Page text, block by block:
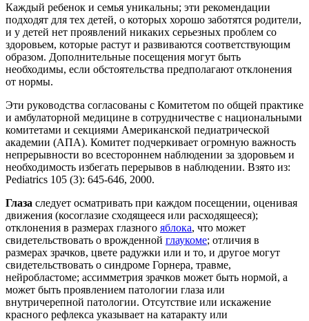
Каждый ребенок и семья уникальны; эти рекомендации
подходят для тех детей, о которых хорошо заботятся родители,
и у детей нет проявлений никаких серьезных проблем со
здоровьем, которые растут и развиваются соответствующим
образом. Дополнительные посещения могут быть
необходимы, если обстоятельства предполагают отклонения
от нормы.
Эти руководства согласованы с Комитетом по общей практике
и амбулаторной медицине в сотрудничестве с национальными
комитетами и секциями Американской педиатрической
академии (АПА). Комитет подчеркивает огромную важность
непрерывности во всестороннем наблюдении за здоровьем и
необходимость избегать перерывов в наблюдении. Взято из:
Pediatrics 105 (3): 645-646, 2000.
Глаза следует осматривать при каждом посещении, оценивая
движения (косоглазие сходящееся или расходящееся);
отклонения в размерах глазного яблока, что может
свидетельствовать о врожденной глаукоме; отличия в
размерах зрачков, цвете радужки или и то, и другое могут
свидетельствовать о синдроме Горнера, травме,
нейробластоме; ассимметрия зрачков может быть нормой, а
может быть проявлением патологии глаза или
внутричерепной патологии. Отсутствие или искажение
красного рефлекса указывает на катаракту или